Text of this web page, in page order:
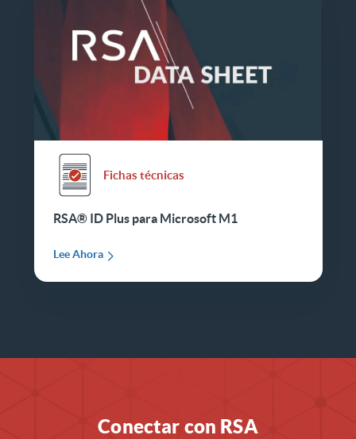
Fichas técnicas
RSA® ID Plus para Microsoft M1
Lee Ahora
Conectar con RSA